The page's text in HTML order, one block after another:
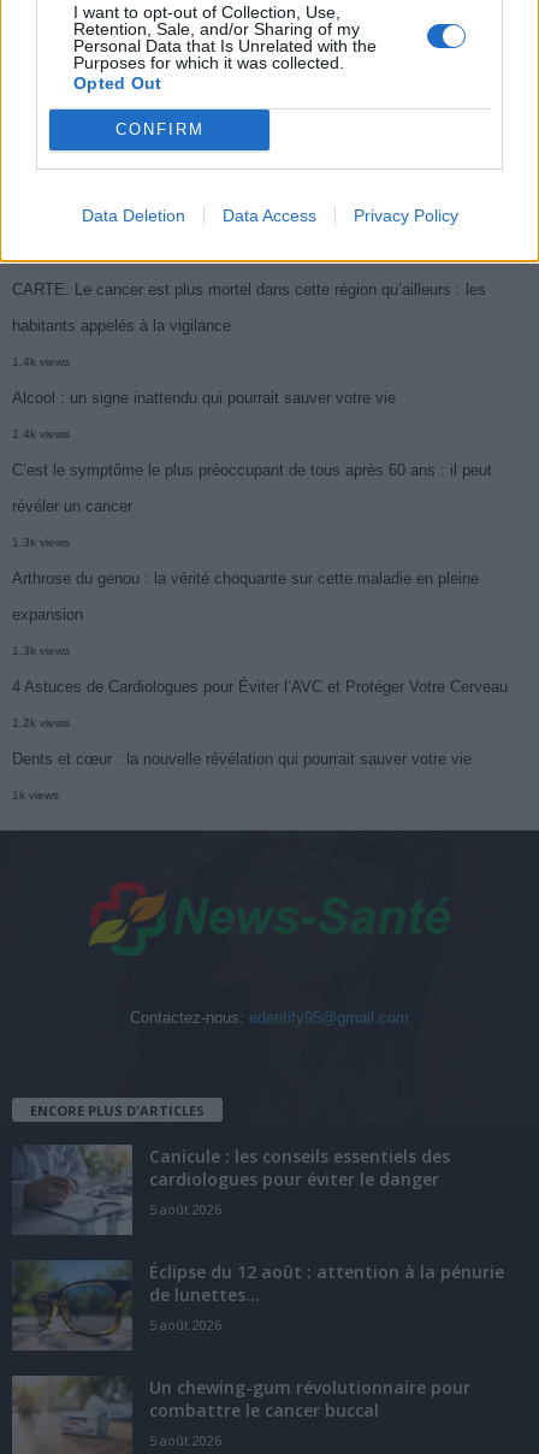
I want to opt-out of Collection, Use,
Retention, Sale, and/or Sharing of my
Personal Data that Is Unrelated with the
Purposes for which it was collected.
Opted Out
CONFIRM
Data Deletion Data Access Privacy Policy
symptôme à repérer
Je suis cardiologue et voici le seul chocolat que je valide : c’est le
meilleur pour le cœur
Cancer du foie : Symptômes silencieux mais vitaux à connaître
CARTE. Le cancer est plus mortel dans cette région qu’ailleurs : les
habitants appelés à la vigilance
1.4k views
Alcool : un signe inattendu qui pourrait sauver votre vie
1.4k views
C’est le symptôme le plus préoccupant de tous après 60 ans : il peut
révéler un cancer
1.3k views
Arthrose du genou : la vérité choquante sur cette maladie en pleine
expansion
1.3k views
4 Astuces de Cardiologues pour Éviter l’AVC et Protéger Votre Cerveau
1.2k views
Dents et cœur : la nouvelle révélation qui pourrait sauver votre vie
1k views
Contactez-nous: edentify95@gmail.com
ENCORE PLUS D'ARTICLES
Canicule : les conseils essentiels des
cardiologues pour éviter le danger
5 août 2026
Éclipse du 12 août : attention à la pénurie
de lunettes...
5 août 2026
Un chewing-gum révolutionnaire pour
combattre le cancer buccal
5 août 2026